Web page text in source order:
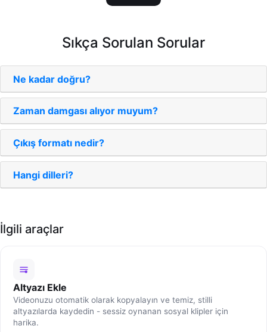
Sıkça Sorulan Sorular
Ne kadar doğru?
Zaman damgası alıyor muyum?
Çıkış formatı nedir?
Hangi dilleri?
İlgili araçlar
Altyazı Ekle
Videonuzu otomatik olarak kopyalayın ve temiz, stilli
altyazılarda kaydedin - sessiz oynanan sosyal klipler için
harika.